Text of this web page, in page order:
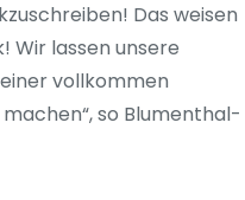
Das weisen
Wir lassen unsere
vollkommen
so Blumenthal-